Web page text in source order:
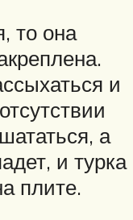
то она
и
а
и турка
плите.